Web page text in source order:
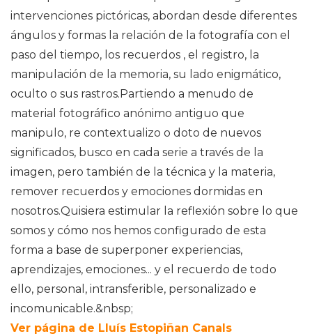
intervenciones pictóricas, abordan desde diferentes
ángulos y formas la relación de la fotografía con el
paso del tiempo, los recuerdos , el registro, la
manipulación de la memoria, su lado enigmático,
oculto o sus rastros.Partiendo a menudo de
material fotográfico anónimo antiguo que
manipulo, re contextualizo o doto de nuevos
significados, busco en cada serie a través de la
imagen, pero también de la técnica y la materia,
remover recuerdos y emociones dormidas en
nosotros.Quisiera estimular la reflexión sobre lo que
somos y cómo nos hemos configurado de esta
forma a base de superponer experiencias,
aprendizajes, emociones... y el recuerdo de todo
ello, personal, intransferible, personalizado e
incomunicable.&nbsp;
Ver página de Lluís Estopiñan Canals